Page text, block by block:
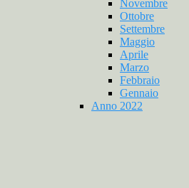
Novembre
Ottobre
Settembre
Maggio
Aprile
Marzo
Febbraio
Gennaio
Anno 2022